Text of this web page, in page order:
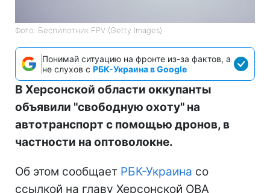
Фото: Беспилотник FPV (Getty Images)
Понимай ситуацию на фронте из-за фактов, а
не слухов с РБК-Украина в Google
В Херсонской области оккупанты
объявили "свободную охоту" на
автотранспорт с помощью дронов, в
частности на оптоволокне.
Об этом сообщает РБК-Украина со
ссылкой на главу Херсонской ОВА